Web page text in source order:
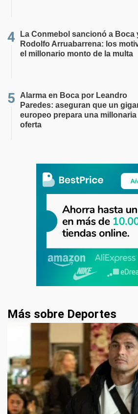
La Conmebol sancionó a Boca
Rodolfo Arruabarrena: los
el millonario monto de la multa
Alarma en Boca por Leandro
Paredes: aseguran que un
europeo prepara una millonaria
oferta
Más sobre Deportes